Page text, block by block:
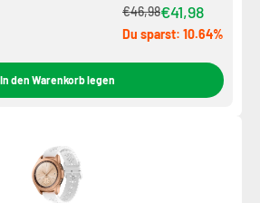
€46,98€41,98
Du sparst: 10.64%
In den Warenkorb legen